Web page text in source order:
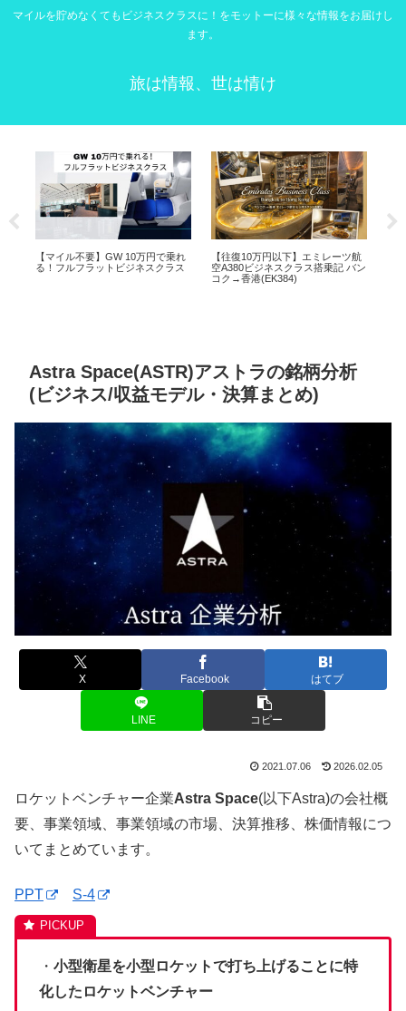
マイルを貯めなくてもビジネスクラスに！をモットーに様々な情報をお届けし
ます。
旅は情報、世は情け
【マイル不要】GW 10万円で乗れ
る！フルフラットビジネスクラス
【往復10万円以下】エミレーツ航
空A380ビジネスクラス搭乗記 バン
コク→香港(EK384)
Astra Space(ASTR)アストラの銘柄分析
(ビジネス/収益モデル・決算まとめ)
X Facebook はてブ
LINE コピー
2021.07.06 2026.02.05
ロケットベンチャー企業Astra Space(以下Astra)の会社概
要、事業領域、事業領域の市場、決算推移、株価情報につ
いてまとめています。
PPT S-4
・ 小型衛星を小型ロケットで打ち上げることに特
化したロケットベンチャー